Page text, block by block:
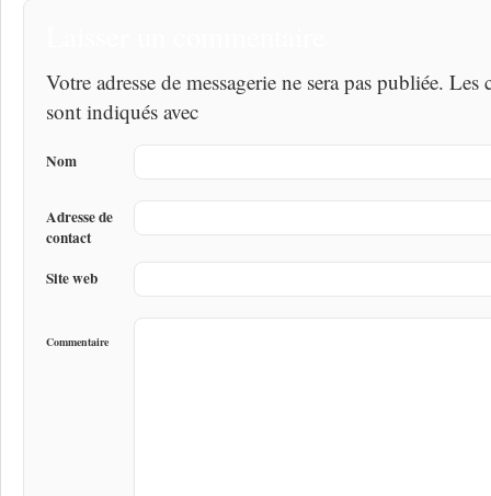
Votre adresse de messagerie ne sera pas publiée.
sont indiqués avec
Nom
Adresse de
contact
Site web
Commentaire